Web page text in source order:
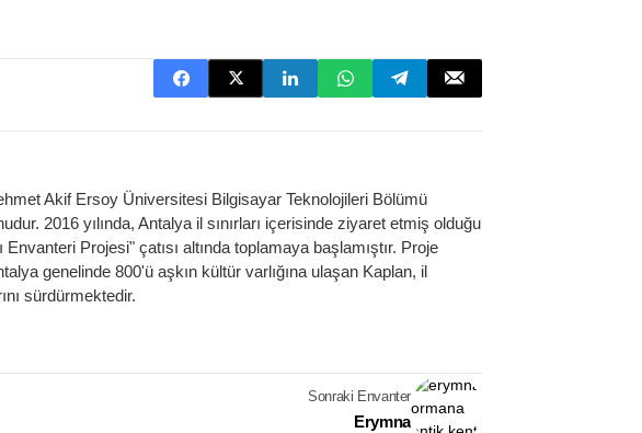
Akif Ersoy Üniversitesi Bilgisayar Teknolojileri Bölümü
2016 yılında, Antalya il sınırları içerisinde ziyaret etmiş olduğu
Envanteri Projesi" çatısı altında toplamaya başlamıştır. Proje
genelinde 800'ü aşkın kültür varlığına ulaşan Kaplan, il
sürdürmektedir.
Sonraki Envanter
Erymna